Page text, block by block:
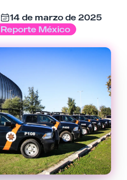
14 de marzo de 2025
Reporte México
Enviar comentario